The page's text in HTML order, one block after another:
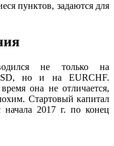
пунктов, задаются для
не только на
но и на EURCHF.
она не отличается,
Стартовый капитал
2017 г. по конец